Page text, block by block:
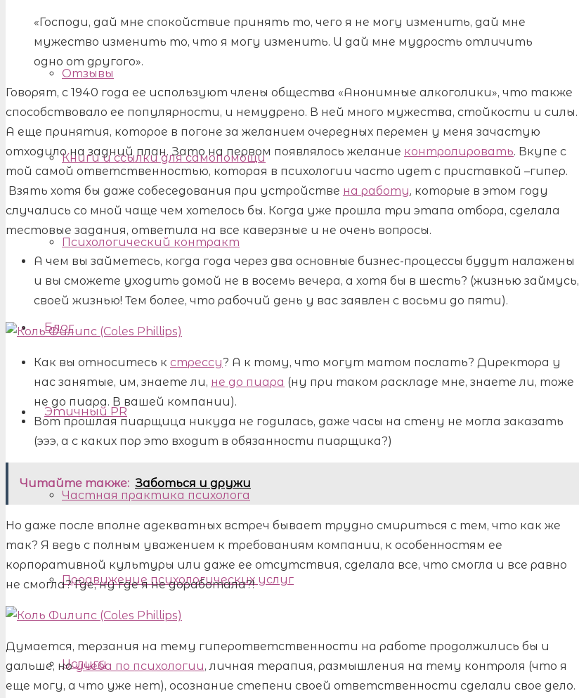
Отзывы
Книги и ссылки для самопомощи
Психологический контракт
Блог
Этичный PR
Частная практика психолога
Продвижение психологических услуг
Услуги
«Господи, дай мне спокойствие принять то, чего я не могу изменить, дай мне
мужество изменить то, что я могу изменить. И дай мне мудрость отличить
одно от другого».
Говорят, с 1940 года ее используют члены общества «Анонимные алкоголики», что также
способствовало ее популярности, и немудрено. В ней много мужества, стойкости и силы.
А еще принятия, которое в погоне за желанием очередных перемен у меня зачастую
отходило на задний план. Зато на первом появлялось желание контролировать. Вкупе с
той самой ответственностью, которая в психологии часто идет с приставкой –гипер.
Взять хотя бы даже собеседования при устройстве на работу, которые в этом году
случались со мной чаще чем хотелось бы. Когда уже прошла три этапа отбора, сделала
тестовые задания, ответила на все каверзные и не очень вопросы.
А чем вы займетесь, когда года через два основные бизнес-процессы будут налажены
и вы сможете уходить домой не в восемь вечера, а хотя бы в шесть? (жизнью займусь,
своей жизнью! Тем более, что рабочий день у вас заявлен с восьми до пяти).
Как вы относитесь к стрессу? А к тому, что могут матом послать? Директора у
нас занятые, им, знаете ли, не до пиара (ну при таком раскладе мне, знаете ли, тоже
не до пиара. В вашей компании).
Вот прошлая пиарщица никуда не годилась, даже часы на стену не могла заказать
(эээ, а с каких пор это входит в обязанности пиарщика?)
Читайте также: Заботься и дружи
Но даже после вполне адекватных встреч бывает трудно смириться с тем, что как же
так? Я ведь с полным уважением к требованиям компании, к особенностям ее
корпоративной культуры или даже ее отсутствия, сделала все, что смогла и все равно
не смогла? Где, ну где я не доработала?!
Думается, терзания на тему гиперответственности на работе продолжились бы и
дальше, ноучеба по психологии, личная терапия, размышления на тему контроля (что я
еще могу, а что уже нет), осознание степени своей ответственности сделали свое дело.